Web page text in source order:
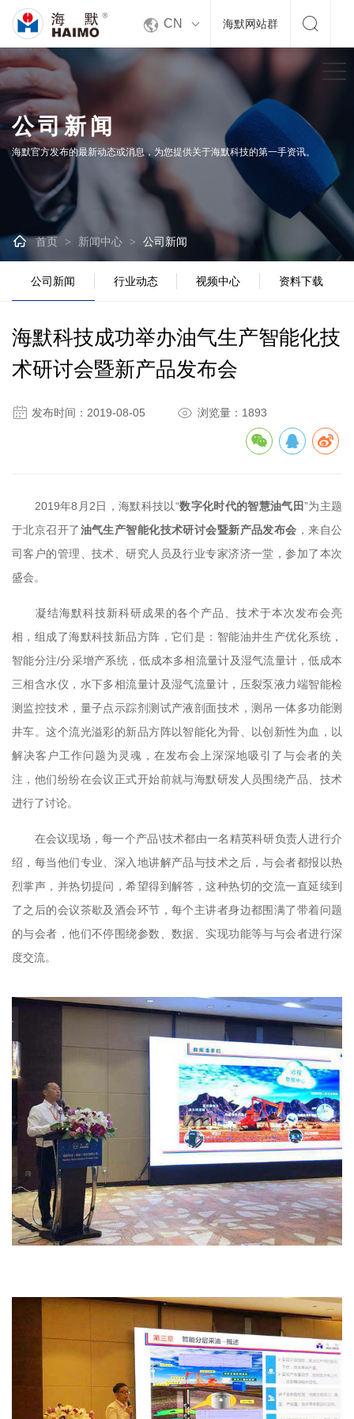
 CN 海默网站群 
公司新闻
海默官方发布的最新动态或消息，为您提供关于海默科技的第一手资讯。
 首页 > 新闻中心 > 公司新闻
公司新闻 行业动态 视频中心 资料下载
海默科技成功举办油气生产智能化技
术研讨会暨新产品发布会
 发布时间：2019-08-05  浏览量：1893
2019年8月2日，海默科技以“数字化时代的智慧油气田”为主题
于北京召开了油气生产智能化技术研讨会暨新产品发布会 ，来自公
司客户的管理、技术、研究人员及行业专家济济一堂，参加了本次
盛会。
凝结海默科技新科研成果的各个产品、技术于本次发布会亮
相，组成了海默科技新品方阵，它们是：智能油井生产优化系统，
智能分注/分采增产系统，低成本多相流量计及湿气流量计，低成本
三相含水仪，水下多相流量计及湿气流量计，压裂泵液力端智能检
测监控技术，量子点示踪剂测试产液剖面技术，测吊一体多功能测
井车。这个流光溢彩的新品方阵以智能化为骨、以创新性为血，以
解决客户工作问题为灵魂，在发布会上深深地吸引了与会者的关
注，他们纷纷在会议正式开始前就与海默研发人员围绕产品、技术
进行了讨论。
在会议现场，每一个产品\技术都由一名精英科研负责人进行介
绍，每当他们专业、深入地讲解产品与技术之后，与会者都报以热
烈掌声，并热切提问，希望得到解答，这种热切的交流一直延续到
了之后的会议茶歇及酒会环节，每个主讲者身边都围满了带着问题
的与会者，他们不停围绕参数、数据、实现功能等与与会者进行深
度交流。